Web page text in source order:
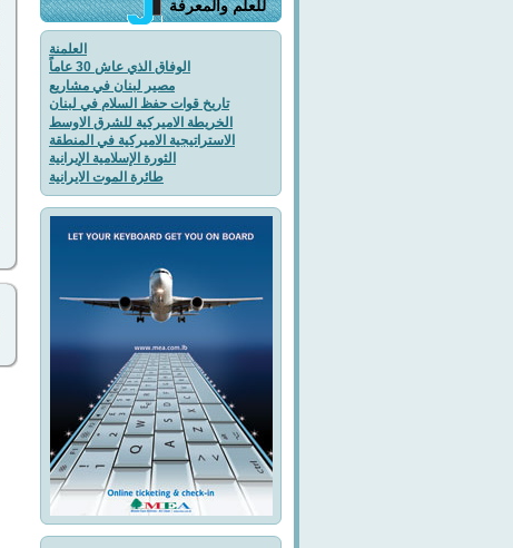
للعلم والمعرفة
العلمنة
الوفاق الذي عاش 30 عاماً
مصير لبنان في مشاريع
تاريخ قوات حفظ السلام في لبنان
الخريطة الاميركية للشرق الاوسط
الاستراتيجية الاميركية في المنطقة
الثورة الإسلامية الإيرانية
طائرة الموت الايرانية